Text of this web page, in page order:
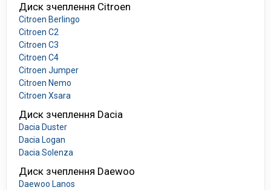
Диск зчеплення Citroen
Citroen Berlingo
Citroen C2
Citroen C3
Citroen C4
Citroen Jumper
Citroen Nemo
Citroen Xsara
Диск зчеплення Dacia
Dacia Duster
Dacia Logan
Dacia Solenza
Диск зчеплення Daewoo
Daewoo Lanos